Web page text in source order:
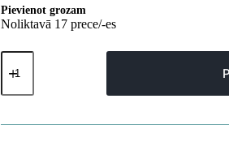
Pievienot grozam
Noliktavā 17 prece/-es
Garas
riteņbraukšanas
ar
un